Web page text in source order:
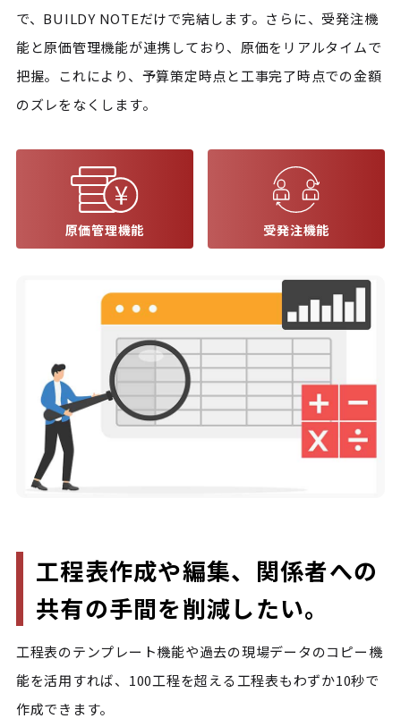
で、BUILDY NOTEだけで完結します。さらに、受発注機
能と原価管理機能が連携しており、原価をリアルタイムで
把握。これにより、予算策定時点と工事完了時点での金額
原価管理機能 受発注機能
工程表作成や編集、関係者への
共有の手間を削減したい。
工程表のテンプレート機能や過去の現場データのコピー機
能を活用すれば、100工程を超える工程表もわずか10秒で
作成できます。